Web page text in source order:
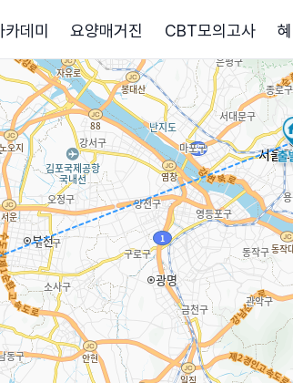
데미 요양매거진 CBT모의고사